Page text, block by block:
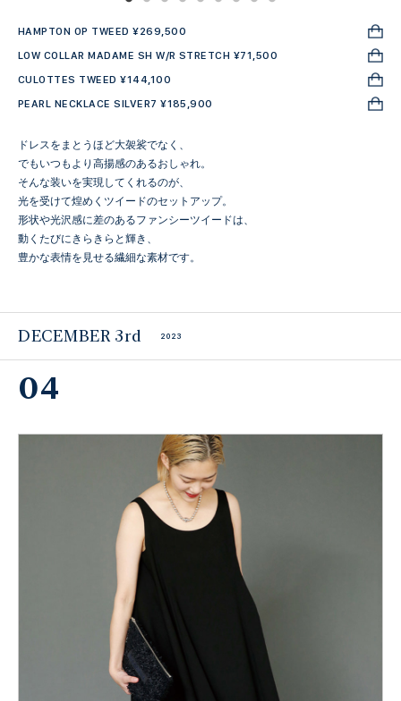
HAMPTON OP TWEED ¥269,500
LOW COLLAR MADAME SH W/R STRETCH ¥71,500
CULOTTES TWEED ¥144,100
PEARL NECKLACE SILVER7 ¥185,900
ドレスをまとうほど大袈裟でなく、
でもいつもより高揚感のあるおしゃれ。
そんな装いを実現してくれるのが、
光を受けて煌めくツイードのセットアップ。
形状や光沢感に差のあるファンシーツイードは、
動くたびにきらきらと輝き、
豊かな表情を見せる繊細な素材です。
DECEMBER 3rd 2023
04